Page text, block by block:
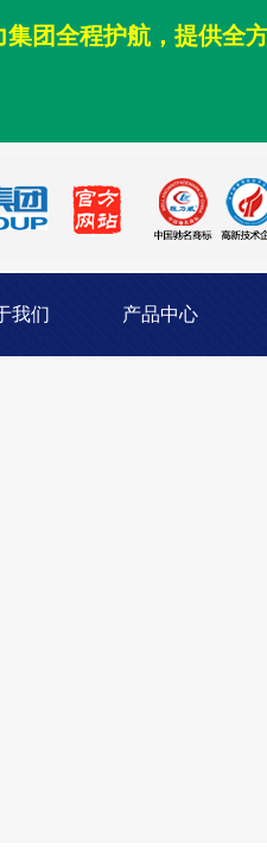
团全程护航，提供全
我们 产品中心